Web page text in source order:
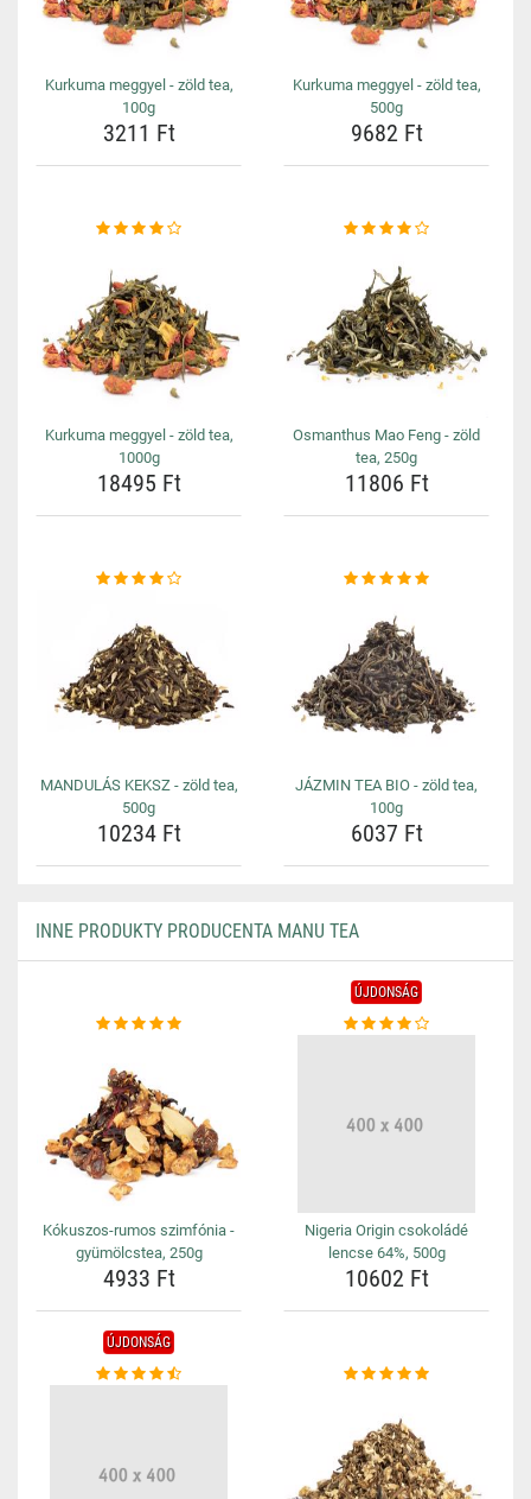
Kurkuma meggyel - zöld tea,
100g
3211 Ft
Kurkuma meggyel - zöld tea,
500g
9682 Ft
Kurkuma meggyel - zöld tea,
1000g
18495 Ft
Osmanthus Mao Feng - zöld
tea, 250g
11806 Ft
MANDULÁS KEKSZ - zöld tea,
500g
10234 Ft
JÁZMIN TEA BIO - zöld tea,
100g
6037 Ft
INNE PRODUKTY PRODUCENTA MANU TEA
Kókuszos-rumos szimfónia -
gyümölcstea, 250g
4933 Ft
ÚJDONSÁG
Nigeria Origin csokoládé
lencse 64%, 500g
10602 Ft
ÚJDONSÁG